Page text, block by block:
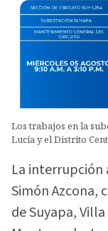
Los trabajos en la
Lucía y el Distrito
La
Simón Azcona,
de Suyapa,